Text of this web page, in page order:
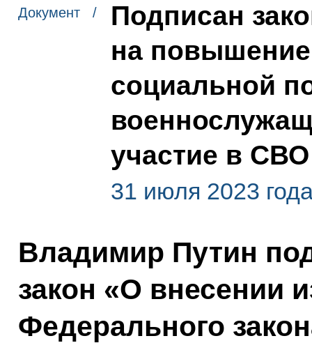
Документ /
Подписан
на
социальной
участие в СВО
31 июля 2023
Владимир Путин
закон «О внесении
Федерального